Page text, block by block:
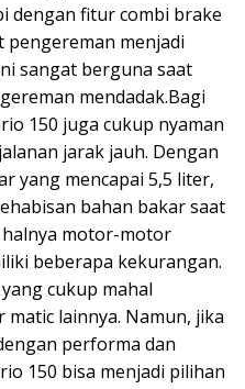
dengan fitur combi brake
pengereman menjadi
sangat berguna saat
mendadak.Bagi
150 juga cukup nyaman
jarak jauh. Dengan
yang mencapai 5,5 liter,
bahan bakar saat
motor-motor
beberapa kekurangan.
cukup mahal
lainnya. Namun, jika
performa dan
150 bisa menjadi pilihan